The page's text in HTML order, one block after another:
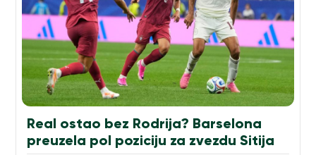
Real ostao bez Rodrija? Barselona
preuzela pol poziciju za zvezdu Sitija